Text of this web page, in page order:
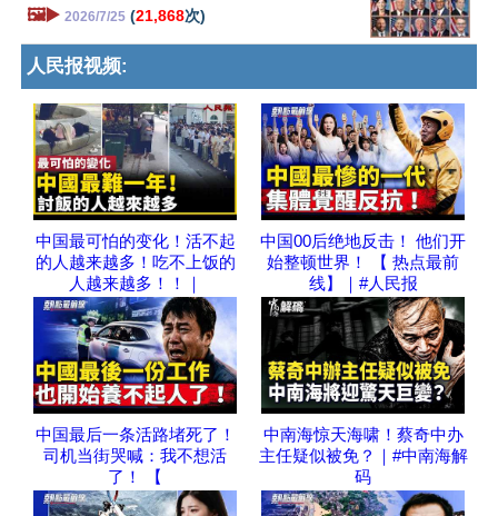
🖼️▶️ 2026/7/25 (21,868次)
人民报视频:
中国最可怕的变化！活不起
的人越来越多！吃不上饭的
人越来越多！！｜
中国00后绝地反击！ 他们开
始整顿世界！ 【 热点最前
线】｜#人民报
中国最后一条活路堵死了！
司机当街哭喊：我不想活
了！ 【
中南海惊天海啸！蔡奇中办
主任疑似被免？｜#中南海解
码